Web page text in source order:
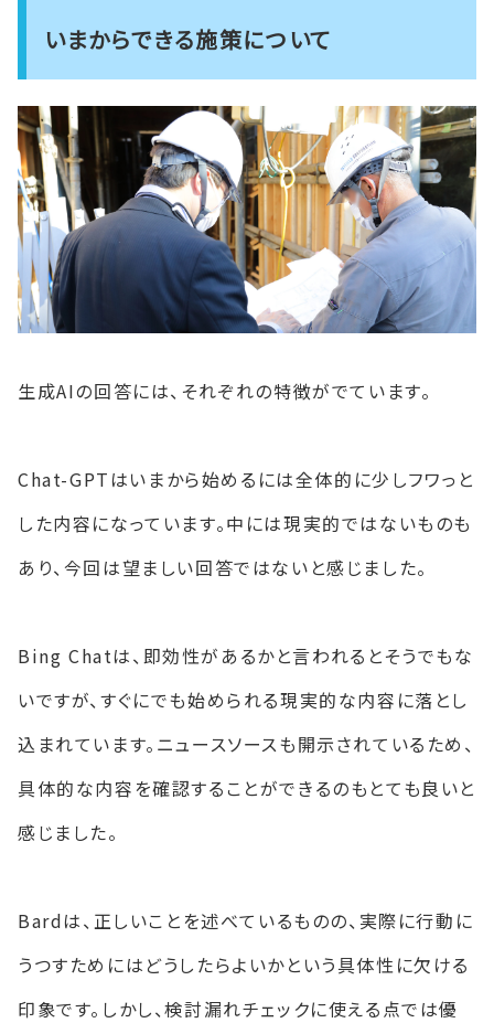
いまからできる施策について
生成AIの回答には、それぞれの特徴がでています。
Chat-GPTはいまから始めるには全体的に少しフワっと
した内容になっています。中には現実的ではないものも
あり、今回は望ましい回答ではないと感じました。
Bing Chatは、即効性があるかと言われるとそうでもな
いですが、すぐにでも始められる現実的な内容に落とし
込まれています。ニュースソースも開示されているため、
具体的な内容を確認することができるのもとても良いと
感じました。
Bardは、正しいことを述べているものの、実際に行動に
うつすためにはどうしたらよいかという具体性に欠ける
印象です。しかし、検討漏れチェックに使える点では優